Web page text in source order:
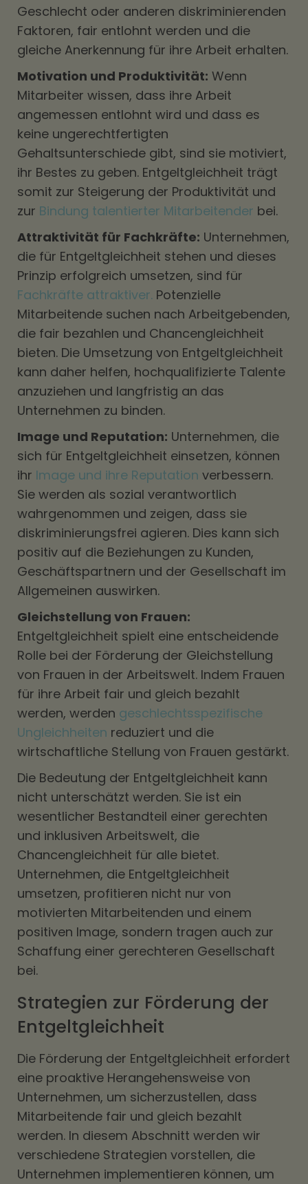
Geschlecht oder anderen diskriminierenden
Faktoren, fair entlohnt werden und die
gleiche Anerkennung für ihre Arbeit erhalten.
Motivation und Produktivität: Wenn
Mitarbeiter wissen, dass ihre Arbeit
angemessen entlohnt wird und dass es
keine ungerechtfertigten
Gehaltsunterschiede gibt, sind sie motiviert,
ihr Bestes zu geben. Entgeltgleichheit trägt
somit zur Steigerung der Produktivität und
zur Bindung talentierter Mitarbeitender bei.
Attraktivität für Fachkräfte: Unternehmen,
die für Entgeltgleichheit stehen und dieses
Prinzip erfolgreich umsetzen, sind für
Fachkräfte attraktiver. Potenzielle
Mitarbeitende suchen nach Arbeitgebenden,
die fair bezahlen und Chancengleichheit
bieten. Die Umsetzung von Entgeltgleichheit
kann daher helfen, hochqualifizierte Talente
anzuziehen und langfristig an das
Unternehmen zu binden.
Image und Reputation: Unternehmen, die
sich für Entgeltgleichheit einsetzen, können
ihr Image und ihre Reputation verbessern.
Sie werden als sozial verantwortlich
wahrgenommen und zeigen, dass sie
diskriminierungsfrei agieren. Dies kann sich
positiv auf die Beziehungen zu Kunden,
Geschäftspartnern und der Gesellschaft im
Allgemeinen auswirken.
Gleichstellung von Frauen:
Entgeltgleichheit spielt eine entscheidende
Rolle bei der Förderung der Gleichstellung
von Frauen in der Arbeitswelt. Indem Frauen
für ihre Arbeit fair und gleich bezahlt
werden, werden geschlechtsspezifische
Ungleichheiten reduziert und die
wirtschaftliche Stellung von Frauen gestärkt.
Die Bedeutung der Entgeltgleichheit kann
nicht unterschätzt werden. Sie ist ein
wesentlicher Bestandteil einer gerechten
und inklusiven Arbeitswelt, die
Chancengleichheit für alle bietet.
Unternehmen, die Entgeltgleichheit
umsetzen, profitieren nicht nur von
motivierten Mitarbeitenden und einem
positiven Image, sondern tragen auch zur
Schaffung einer gerechteren Gesellschaft
bei.
Strategien zur Förderung der
Entgeltgleichheit
Die Förderung der Entgeltgleichheit erfordert
eine proaktive Herangehensweise von
Unternehmen, um sicherzustellen, dass
Mitarbeitende fair und gleich bezahlt
werden. In diesem Abschnitt werden wir
verschiedene Strategien vorstellen, die
Unternehmen implementieren können, um